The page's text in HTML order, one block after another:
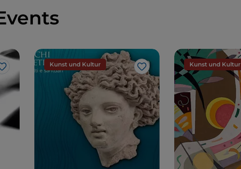
Like
Kunst und Kultur
Like
Kunst und Kultur